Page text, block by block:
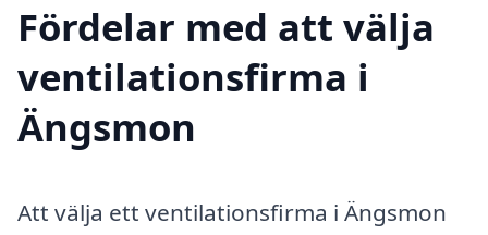
Fördelar med att välja
ventilationsfirma i
Ängsmon
Att välja ett ventilationsfirma i Ängsmon